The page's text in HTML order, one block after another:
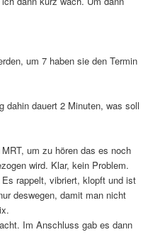
um 7 haben sie den Termin
dahin dauert 2 Minuten, was soll
um zu hören das es noch
wird. Klar, kein Problem.
rappelt, vibriert, klopft und ist
deswegen, damit man nicht
Im Anschluss gab es dann